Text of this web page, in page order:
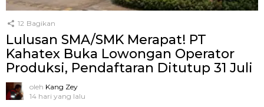
12 Bagikan
Lulusan SMA/SMK Merapat! PT
Kahatex Buka Lowongan Operator
Produksi, Pendaftaran Ditutup 31 Juli
oleh Kang Zey
14 hari yang lalu